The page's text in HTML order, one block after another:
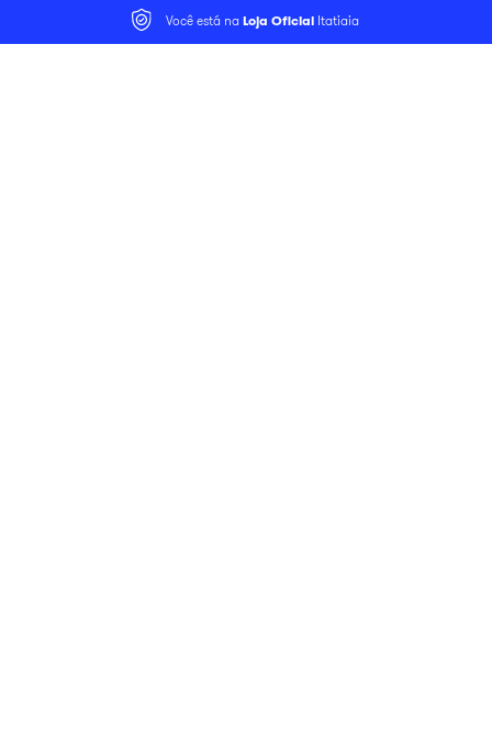
Você está na Loja OficialItatiaia